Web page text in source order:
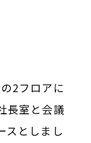
2フロアに
長室と会議
スとしまし